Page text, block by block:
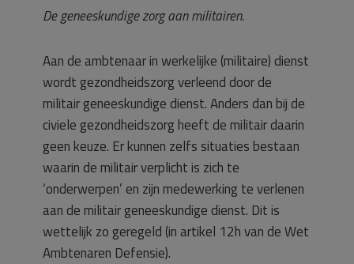
De geneeskundige zorg aan militairen.
Aan de ambtenaar in werkelijke (militaire) dienst
wordt gezondheidszorg verleend door de
militair geneeskundige dienst. Anders dan bij de
civiele gezondheidszorg heeft de militair daarin
geen keuze. Er kunnen zelfs situaties bestaan
waarin de militair verplicht is zich te
‘onderwerpen’ en zijn medewerking te verlenen
aan de militair geneeskundige dienst. Dit is
wettelijk zo geregeld (in artikel 12h van de Wet
Ambtenaren Defensie).